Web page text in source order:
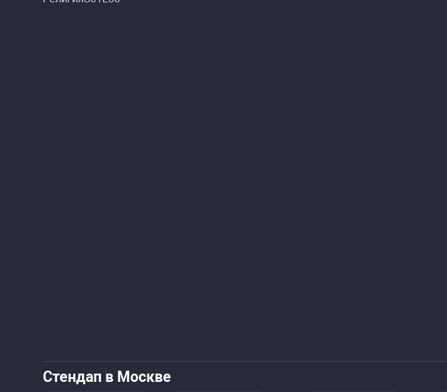
Стендап в Москве